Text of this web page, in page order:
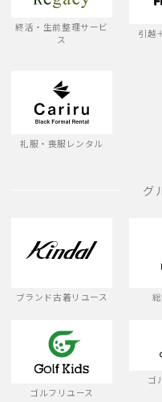
終活・生前整理サービ
ス
引越
礼服・喪服レンタル
グ
ブランド古着リユース
ゴルフリユース
ゴ